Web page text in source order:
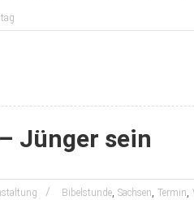
Jünger sein
Bibelstunde, Sachsen, Termin,